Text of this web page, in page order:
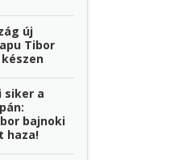
új
Tibor
siker a
bajnoki
haza!